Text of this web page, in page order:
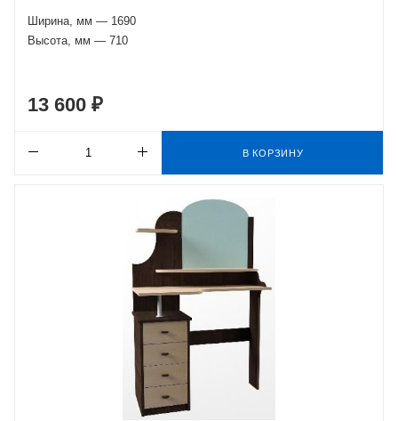
Ширина, мм — 1690
Высота, мм — 710
13 600 ₽
В КОРЗИНУ